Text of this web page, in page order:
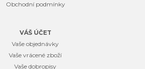
Obchodní podmínky
VÁŠ ÚČET
Vaše objednávky
Vaše vrácené zboží
Vaše dobropisy